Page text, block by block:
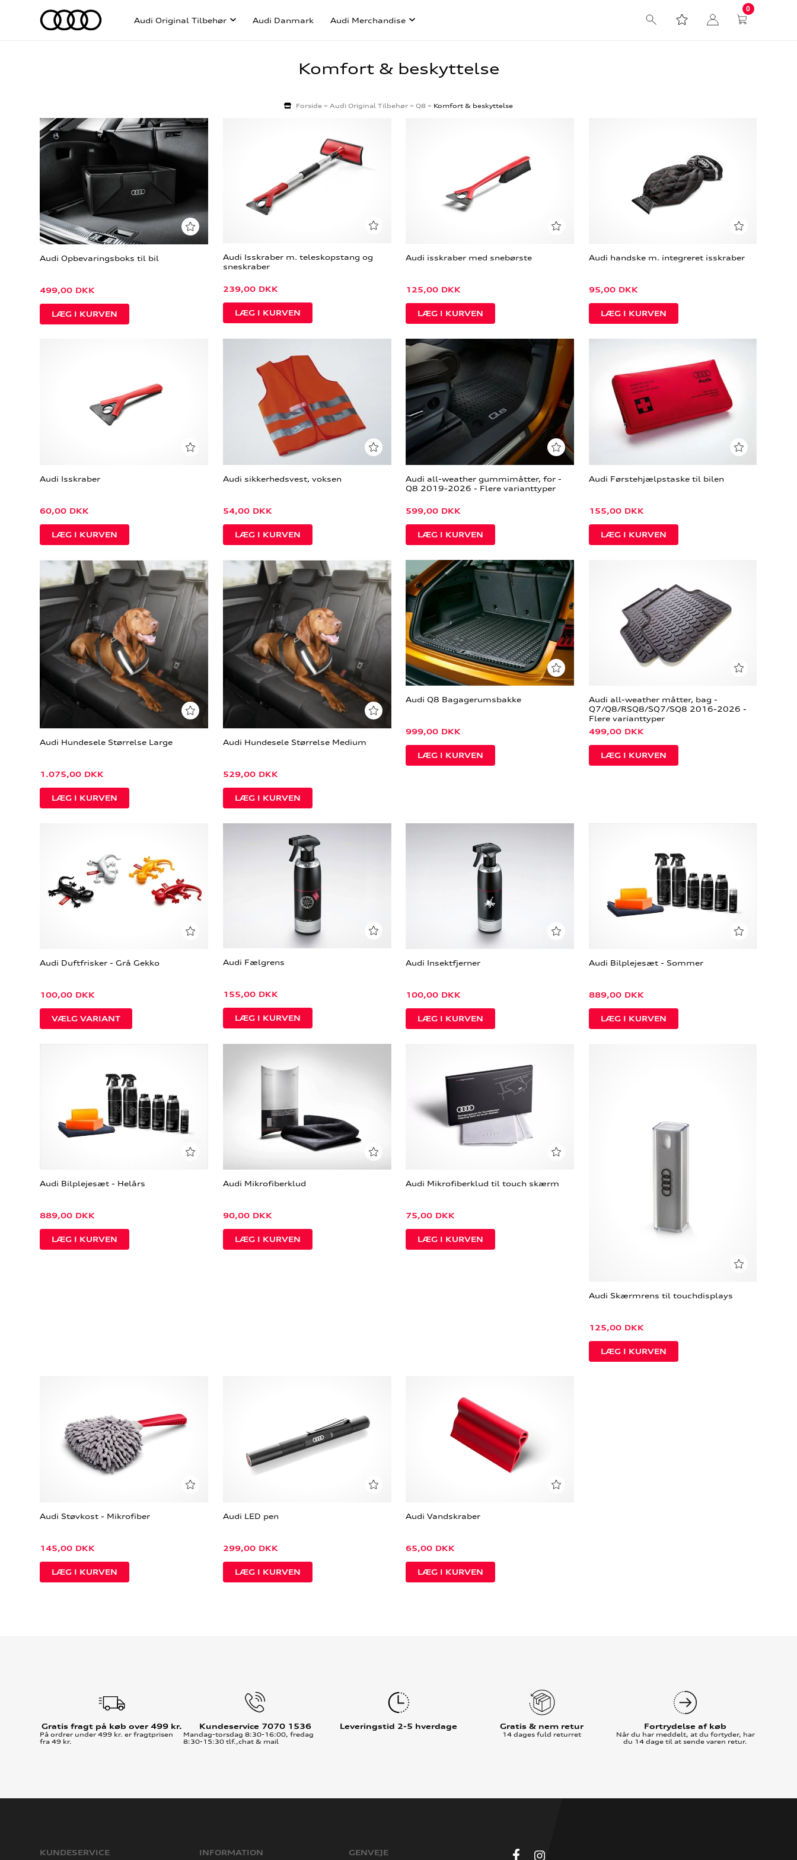
Audi Original Tilbehør Audi Danmark Audi Merchandise
0
Komfort & beskyttelse
Forside» Audi Original Tilbehør» Q8» Komfort & beskyttelse
Audi Opbevaringsboks til bil
499,00 DKK
Audi Isskraber m. teleskopstang og
sneskraber
239,00 DKK
Audi isskraber med snebørste
125,00 DKK
Audi handske m. integreret isskraber
95,00 DKK
Audi Isskraber
60,00 DKK
Audi sikkerhedsvest, voksen
54,00 DKK
Audi all-weather gummimåtter, for -
Q8 2019-2026 - Flere varianttyper
599,00 DKK
Audi Førstehjælpstaske til bilen
155,00 DKK
Audi Hundesele Størrelse Large
1.075,00 DKK
Audi Hundesele Størrelse Medium
529,00 DKK
Audi Q8 Bagagerumsbakke
999,00 DKK
Audi all-weather måtter, bag -
Q7/Q8/RSQ8/SQ7/SQ8 2016-2026 -
Flere varianttyper
499,00 DKK
Audi Duftfrisker - Grå Gekko
100,00 DKK
VÆLG VARIANT
Audi Fælgrens
155,00 DKK
Audi Insektfjerner
100,00 DKK
Audi Bilplejesæt - Sommer
889,00 DKK
Audi Bilplejesæt - Helårs
889,00 DKK
Audi Mikrofiberklud
90,00 DKK
Audi Mikrofiberklud til touch skærm
75,00 DKK
Audi Skærmrens til touchdisplays
125,00 DKK
Audi Støvkost - Mikrofiber
145,00 DKK
Audi LED pen
299,00 DKK
Audi Vandskraber
65,00 DKK
Gratis fragt på køb over 499 kr.
På ordrer under 499 kr. er fragtprisen
fra 49 kr.
Kundeservice 7070 1536
Mandag-torsdag 8:30-16:00, fredag
8:30-15:30 tlf.,chat & mail
Leveringstid 2-5 hverdage Gratis & nem retur
14 dages fuld returret
Fortrydelse af køb
Når du har meddelt, at du fortyder, har
du 14 dage til at sende varen retur.
KUNDESERVICE INFORMATION GENVEJE